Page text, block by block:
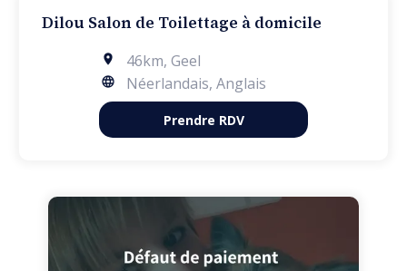
Dilou Salon de Toilettage à domicile
46km, Geel
Néerlandais, Anglais
Prendre RDV